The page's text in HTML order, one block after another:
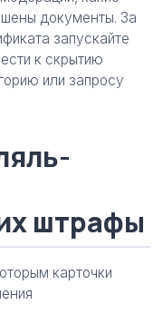
документы. За
запускайте
к скрытию
или запросу
штрафы
карточки